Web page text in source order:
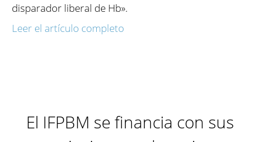
disparador liberal de Hb».
Leer el artículo completo
El IFPBM se financia con sus